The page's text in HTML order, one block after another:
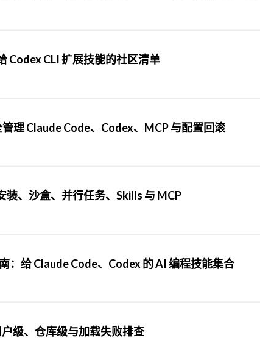
Codex CLI 扩展技能的社区清单
理 Claude Code、Codex、MCP 与配置回滚
装、沙盒、并行任务、Skills 与 MCP
给 Claude Code、Codex 的 AI 编程技能集合
级、仓库级与加载失败排查